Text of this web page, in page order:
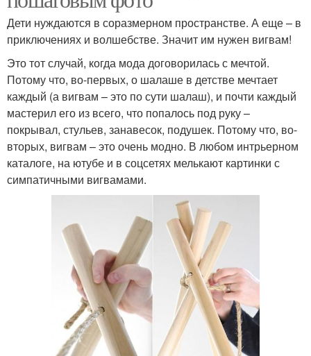
Дети нуждаются в соразмерном пространстве. А еще – в
приключениях и волшебстве. Значит им нужен вигвам!
Это тот случай, когда мода договорилась с мечтой.
Потому что, во-первых, о шалаше в детстве мечтает
каждый (а вигвам – это по сути шалаш), и почти каждый
мастерил его из всего, что попалось под руку –
покрывал, стульев, занавесок, подушек. Потому что, во-
вторых, вигвам – это очень модно. В любом интрьерном
каталоге, на ютубе и в соцсетях мелькают картинки с
симпатичными вигвамами.